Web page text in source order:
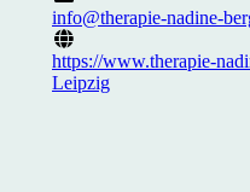
info@therapie-nadine-
https://www.therapie-
Leipzig